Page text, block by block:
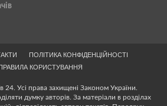
ПОЛІТИКА КОНФІДЕНЦІЙНОСТІ
КОРИСТУВАННЯ
Усі права захищені Законом України.
думку авторів. За матеріали в розділах